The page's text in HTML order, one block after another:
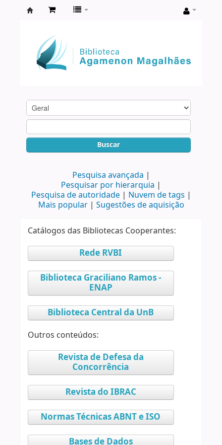
Agamenon
Magalhães
Buscar
Pesquisa avançada
Pesquisar por hierarquia
Pesquisa de autoridade
Nuvem de tags
Mais popular
Sugestões de aquisição
Catálogos das Bibliotecas Cooperantes:
Rede RVBI
Biblioteca Graciliano Ramos -
ENAP
Biblioteca Central da UnB
Outros conteúdos:
Revista de Defesa da
Concorrência
Revista do IBRAC
Normas Técnicas ABNT e ISO
Bases de Dados